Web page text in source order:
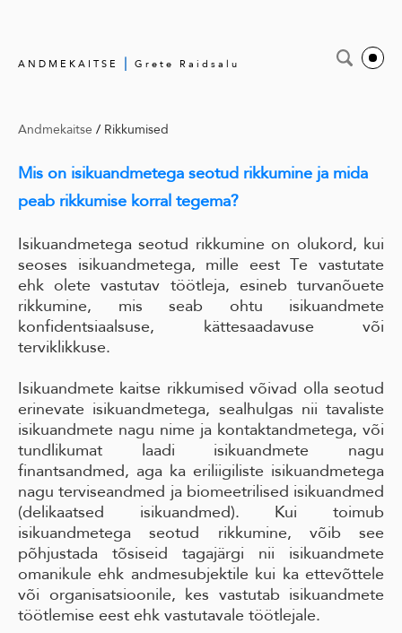
ANDMEKAITSE | Grete Raidsalu
Andmekaitse / Rikkumised
Mis on isikuandmetega seotud rikkumine ja mida
peab rikkumise korral tegema?
Isikuandmetega seotud rikkumine on olukord, kui
seoses isikuandmetega, mille eest Te vastutate
ehk olete vastutav töötleja, esineb turvanõuete
rikkumine, mis seab ohtu isikuandmete
konfidentsiaalsuse, kättesaadavuse või
terviklikkuse.
Isikuandmete kaitse rikkumised võivad olla seotud
erinevate isikuandmetega, sealhulgas nii tavaliste
isikuandmete nagu nime ja kontaktandmetega, või
tundlikumat laadi isikuandmete nagu
finantsandmed, aga ka eriliigiliste isikuandmetega
nagu terviseandmed ja biomeetrilised isikuandmed
(delikaatsed isikuandmed). Kui toimub
isikuandmetega seotud rikkumine, võib see
põhjustada tõsiseid tagajärgi nii isikuandmete
omanikule ehk andmesubjektile kui ka ettevõttele
või organisatsioonile, kes vastutab isikuandmete
töötlemise eest ehk vastutavale töötlejale.